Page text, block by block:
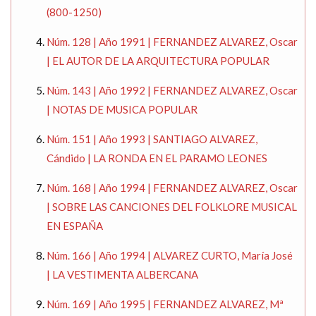
(800-1250)
Núm. 128 | Año 1991 | FERNANDEZ ALVAREZ, Oscar
| EL AUTOR DE LA ARQUITECTURA POPULAR
Núm. 143 | Año 1992 | FERNANDEZ ALVAREZ, Oscar
| NOTAS DE MUSICA POPULAR
Núm. 151 | Año 1993 | SANTIAGO ALVAREZ,
Cándido | LA RONDA EN EL PARAMO LEONES
Núm. 168 | Año 1994 | FERNANDEZ ALVAREZ, Oscar
| SOBRE LAS CANCIONES DEL FOLKLORE MUSICAL
EN ESPAÑA
Núm. 166 | Año 1994 | ALVAREZ CURTO, María José
| LA VESTIMENTA ALBERCANA
Núm. 169 | Año 1995 | FERNANDEZ ALVAREZ, Mª